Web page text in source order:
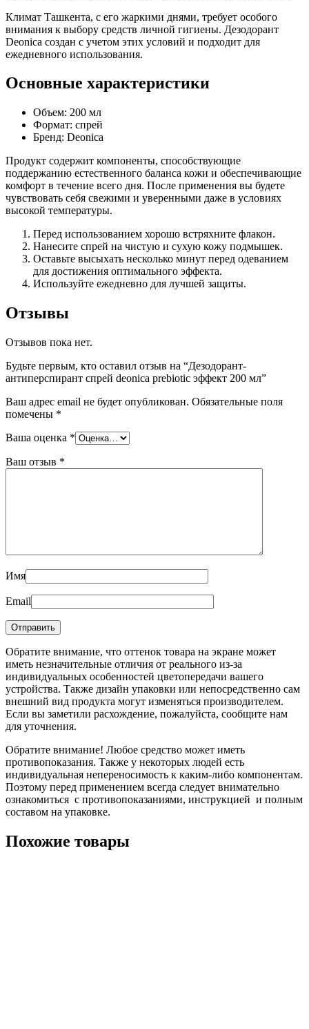
Климат Ташкента, с его жаркими днями, требует особого
внимания к выбору средств личной гигиены. Дезодорант
Deonica создан с учетом этих условий и подходит для
ежедневного использования.
Основные характеристики
Объем: 200 мл
Формат: спрей
Бренд: Deonica
Продукт содержит компоненты, способствующие
поддержанию естественного баланса кожи и обеспечивающие
комфорт в течение всего дня. После применения вы будете
чувствовать себя свежими и уверенными даже в условиях
высокой температуры.
Перед использованием хорошо встряхните флакон.
Нанесите спрей на чистую и сухую кожу подмышек.
Оставьте высыхать несколько минут перед одеванием
для достижения оптимального эффекта.
Используйте ежедневно для лучшей защиты.
Отзывы
Отзывов пока нет.
Будьте первым, кто оставил отзыв на “Дезодорант-
антиперспирант спрей deonica prebiotic эффект 200 мл”
Ваш адрес email не будет опубликован. Обязательные поля
помечены *
Ваша оценка *
Ваш отзыв *
Имя
Email
Обратите внимание, что оттенок товара на экране может
иметь незначительные отличия от реального из-за
индивидуальных особенностей цветопередачи вашего
устройства. Также дизайн упаковки или непосредственно сам
внешний вид продукта могут изменяться производителем.
Если вы заметили расхождение, пожалуйста, сообщите нам
для уточнения.
Обратите внимание! Любое средство может иметь
противопоказания. Также у некоторых людей есть
индивидуальная непереносимость к каким-либо компонентам.
Поэтому перед применением всегда следует внимательно
ознакомиться с противопоказаниями, инструкцией и полным
составом на упаковке.
Похожие товары